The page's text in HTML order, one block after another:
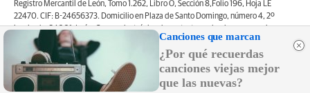
Registro Mercantil de León, Tomo 1.262, Libro O, Sección 8,Folio 196, Hoja LE
22470. CIF: B-24656373. Domicilio en Plaza de Santo Domingo, número 4, 2º
izquierda, 24001, León. Correo electrónico de contacto: web@lanuevacronica.com.
Copyright © ALNUAR 2000 S.L. (LA NUEVA CRÓNICA). Incluye contenidos de la
empresa, de empresas del grupo o de terceros.
Canciones que marcan
¿Por qué recuerdas
canciones viejas mejor
que las nuevas?